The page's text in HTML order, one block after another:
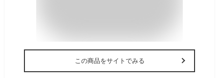
この商品をサイトでみる